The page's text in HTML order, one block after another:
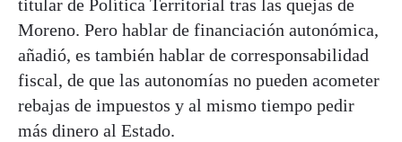
titular de Política Territorial tras las quejas de
Moreno. Pero hablar de financiación autonómica,
añadió, es también hablar de corresponsabilidad
fiscal, de que las autonomías no pueden acometer
rebajas de impuestos y al mismo tiempo pedir
más dinero al Estado.